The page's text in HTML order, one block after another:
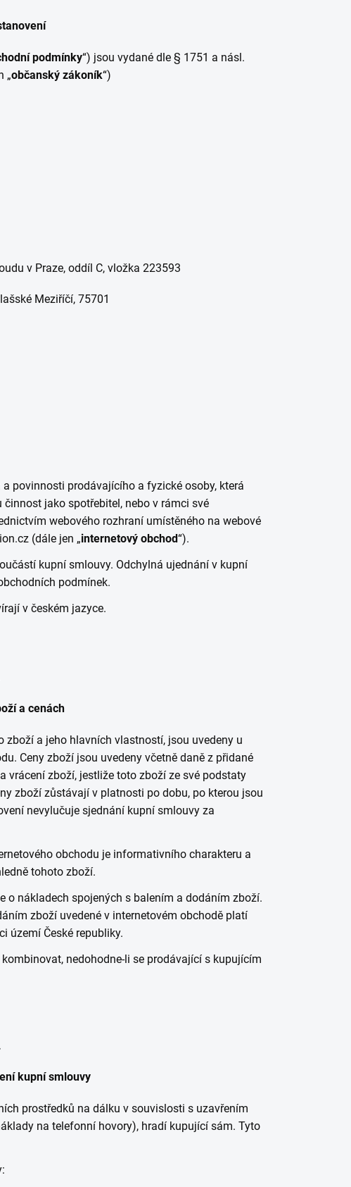
podmínky“) jsou vydané dle § 1751 a násl.
„občanský zákoník“)
v Praze, oddíl C, vložka 223593
Meziříčí, 75701
povinnosti prodávajícího a fyzické osoby, která
jako spotřebitel, nebo v rámci své
webového rozhraní umístěného na webové
(dále jen „internetový obchod“).
kupní smlouvy. Odchylná ujednání v kupní
podmínek.
v českém jazyce.
a cenách
zboží a jeho hlavních vlastností, jsou uvedeny u
Ceny zboží jsou uvedeny včetně daně z přidané
vrácení zboží, jestliže toto zboží ze své podstaty
zboží zůstávají v platnosti po dobu, po kterou jsou
nevylučuje sjednání kupní smlouvy za
obchodu je informativního charakteru a
tohoto zboží.
o nákladech spojených s balením a dodáním zboží.
zboží uvedené v internetovém obchodě platí
území České republiky.
nedohodne-li se prodávající s kupujícím
kupní smlouvy
prostředků na dálku v souvislosti s uzavřením
na telefonní hovory), hradí kupující sám. Tyto